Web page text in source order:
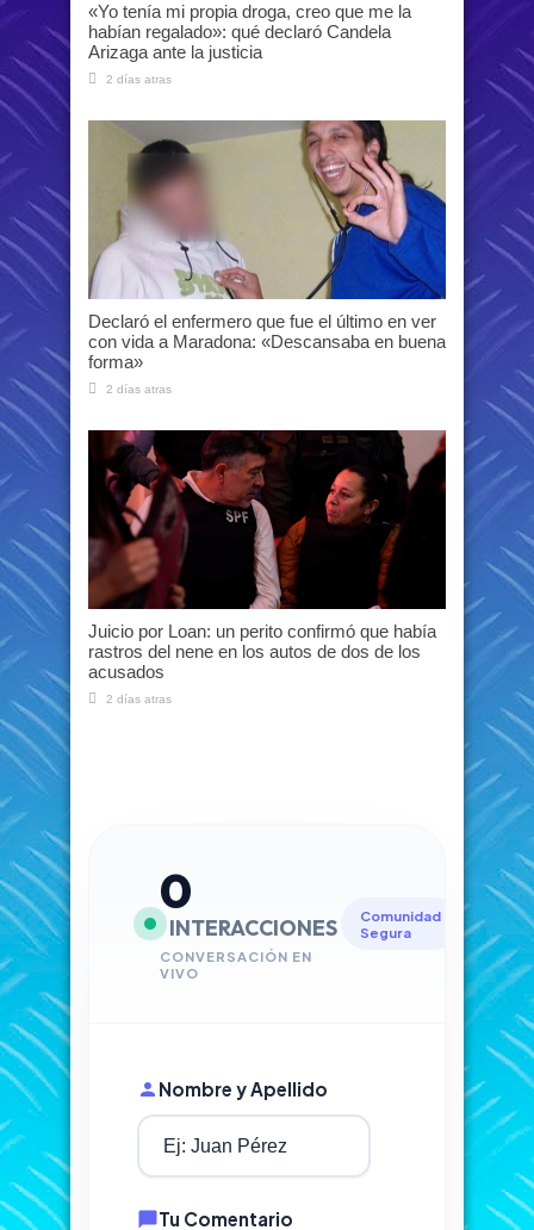
«Yo tenía mi propia droga, creo que me la
habían regalado»: qué declaró Candela
Arizaga ante la justicia
2 días atras
Declaró el enfermero que fue el último en ver
con vida a Maradona: «Descansaba en buena
forma»
2 días atras
Juicio por Loan: un perito confirmó que había
rastros del nene en los autos de dos de los
acusados
2 días atras
0
INTERACCIONES
CONVERSACIÓN EN
VIVO
Comunidad
Segura
Nombre y Apellido
Tu Comentario